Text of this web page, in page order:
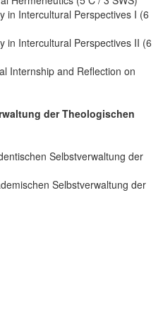
in Intercultural Perspectives I (6
in Intercultural Perspectives II (6
Internship and Reflection on
der Theologischen
Selbstverwaltung der
Selbstverwaltung der